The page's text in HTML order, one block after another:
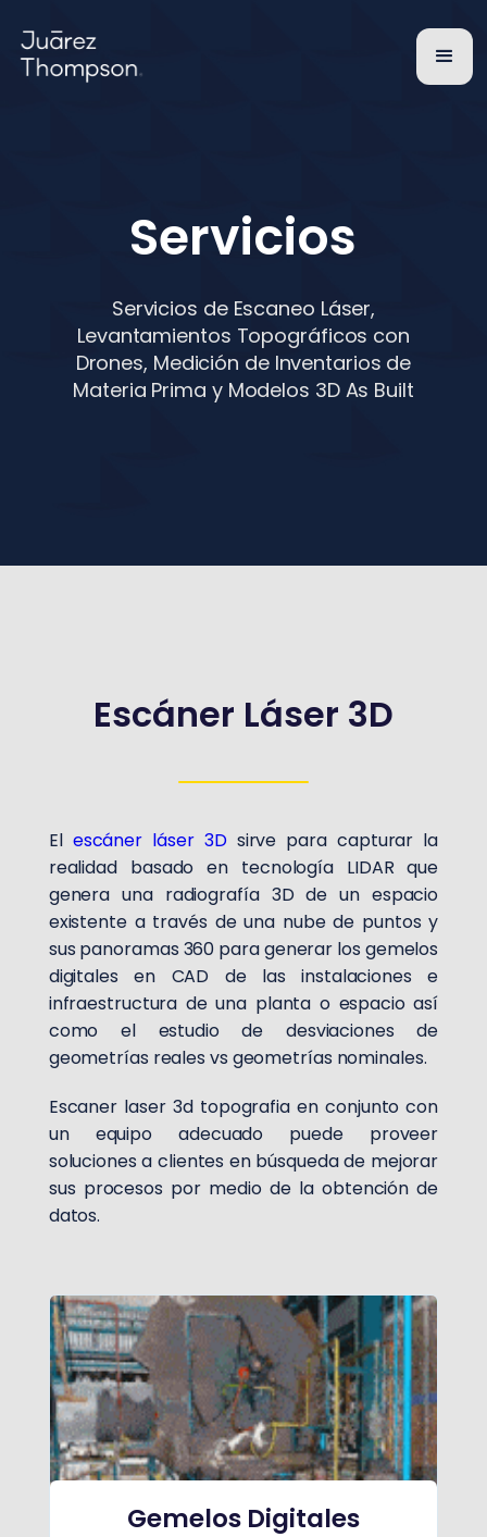
Servicios
Servicios de Escaneo Láser,
Levantamientos Topográficos con
Drones, Medición de Inventarios de
Materia Prima y Modelos 3D As Built
Escáner Láser 3D
El escáner láser 3Dsirve para capturar la
realidad basado en tecnología LIDAR que
genera una radiografía 3D de un espacio
existente a través de una nube de puntos y
sus panoramas 360 para generar los gemelos
digitales en CAD de las instalaciones e
infraestructura de una planta o espacio así
como el estudio de desviaciones de
geometrías reales vs geometrías nominales.
Escaner laser 3d topografia en conjunto con
un equipo adecuado puede proveer
soluciones a clientes en búsqueda de mejorar
sus procesos por medio de la obtención de
datos.
Gemelos Digitales